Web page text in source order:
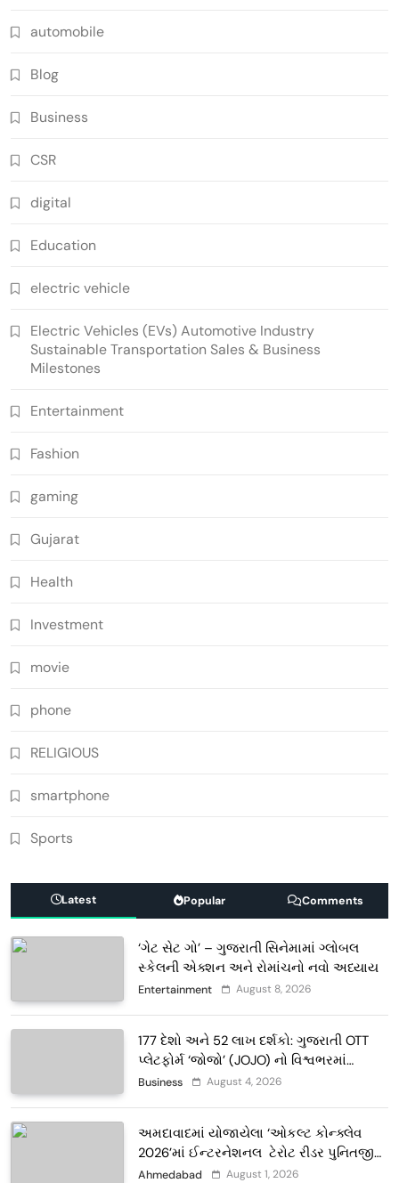
automobile
Blog
Business
CSR
digital
Education
electric vehicle
Electric Vehicles (EVs) Automotive Industry
Sustainable Transportation Sales & Business
Milestones
Entertainment
Fashion
gaming
Gujarat
Health
Investment
movie
phone
RELIGIOUS
smartphone
Sports
Latest Popular Comments
‘ગેટ સેટ ગો’ – ગુજરાતી સિનેમામાં ગ્લોબલ
સ્કેલની એક્શન અને રોમાંચનો નવો અધ્યાય
Entertainment August 8, 2026
177 દેશો અને 52 લાખ દર્શકો: ગુજરાતી OTT
પ્લેટફોર્મ ‘જોજો’ (JOJO) નો વિશ્વભરમાં
દબદબો
Business August 4, 2026
અમદાવાદમાં યોજાયેલા ‘ઓકલ્ટ કોન્ક્લેવ
2026’માં ઈન્ટરનેશનલ ટેરોટ રીડર પુનિતજી
લુલ્લા એ ટેરોટ કાર્ડ રીડિંગ અંગે માહિતી આપી
Ahmedabad August 1, 2026